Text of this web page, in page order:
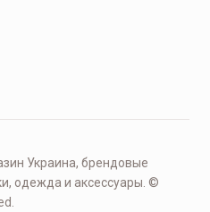
Украина, брендовые
одежда и аксессуары. ©